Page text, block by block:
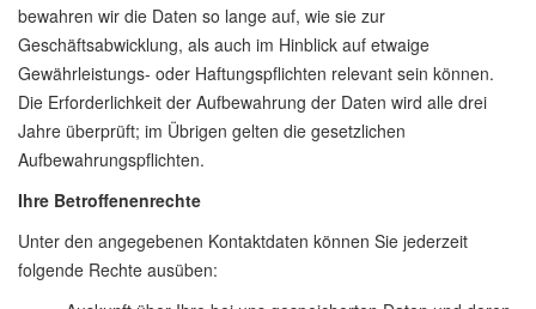
bewahren wir die Daten so lange auf, wie sie zur
Geschäftsabwicklung, als auch im Hinblick auf etwaige
Gewährleistungs- oder Haftungspflichten relevant sein können.
Die Erforderlichkeit der Aufbewahrung der Daten wird alle drei
Jahre überprüft; im Übrigen gelten die gesetzlichen
Aufbewahrungspflichten.
Ihre Betroffenenrechte
Unter den angegebenen Kontaktdaten können Sie jederzeit
folgende Rechte ausüben: